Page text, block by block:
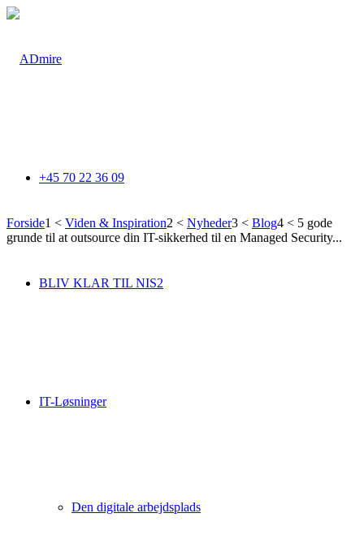
+45 70 22 36 09
BLIV KLAR TIL NIS2
IT-Løsninger
Den digitale arbejdsplads
Forside1 < Viden & Inspiration2 < Nyheder3 < Blog4 < 5 gode
grunde til at outsource din IT-sikkerhed til en Managed Security...